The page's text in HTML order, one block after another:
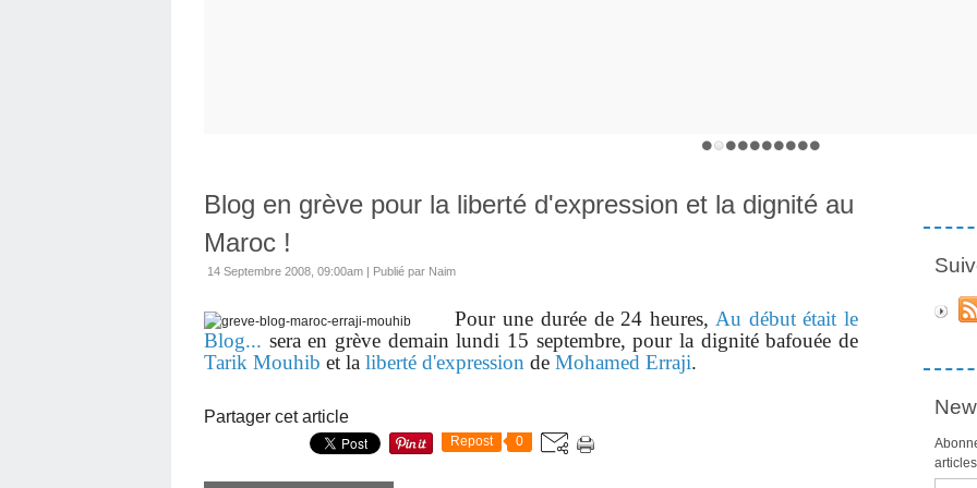
Blog en grève pour la liberté d'expression et la dignité au
Maroc !
14 Septembre 2008, 09:00am | Publié par Naim
Pour une durée de 24 heures, Au début était le
Blog... sera en grève demain lundi 15 septembre, pour la dignité bafouée de
Tarik Mouhib et la liberté d'expression de Mohamed Erraji.
Partager cet article
Repost 0